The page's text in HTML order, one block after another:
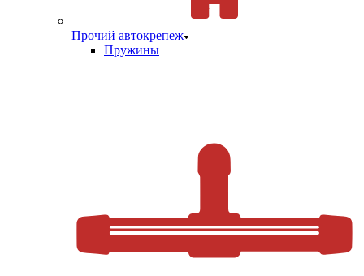
Прочий автокрепеж
Пружины